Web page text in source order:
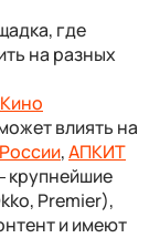
где
на разных
влиять на
,АПКИТ
крупнейшие
Premier),
и имеют